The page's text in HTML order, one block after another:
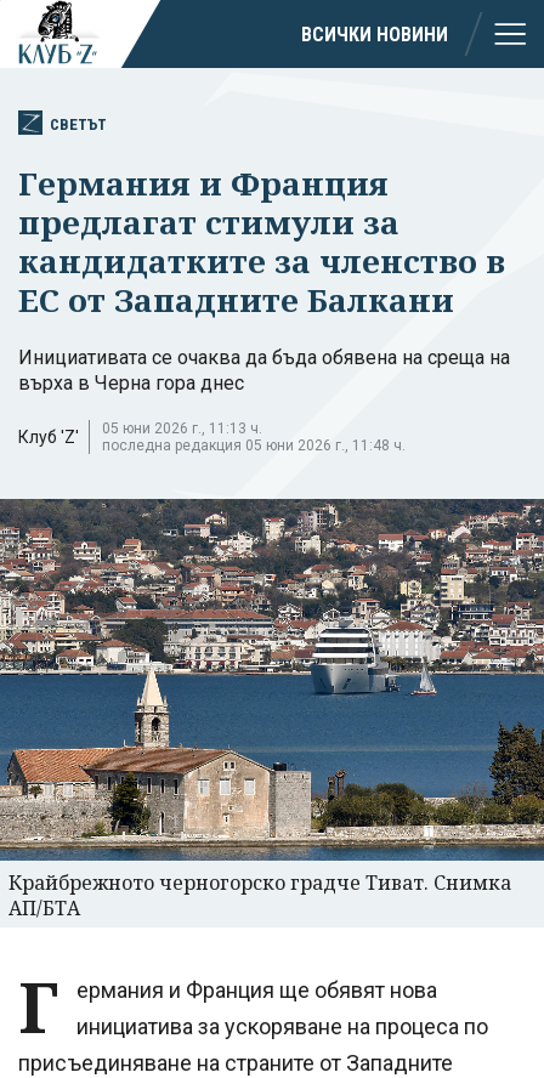
ВСИЧКИ НОВИНИ
СВЕТЪТ
Германия и Франция
предлагат стимули за
кандидатките за членство в
ЕС от Западните Балкани
Инициативата се очаква да бъда обявена на среща на
върха в Черна гора днес
Клуб 'Z'
05 юни 2026 г., 11:13 ч.
последна редакция 05 юни 2026 г., 11:48 ч.
Крайбрежното черногорско градче Тиват. Снимка
АП/БТА
Г
ермания и Франция ще обявят нова
инициатива за ускоряване на процеса по
присъединяване на страните от Западните